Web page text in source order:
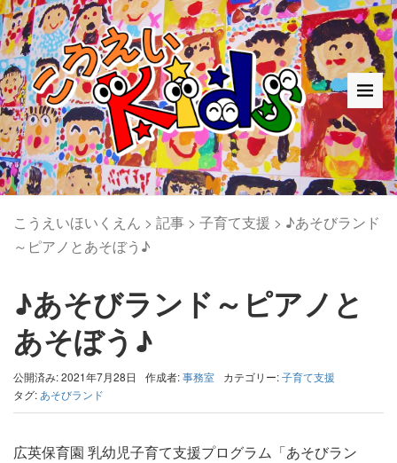
こうえいほいくえん > 記事 > 子育て支援 > ♪あそびランド
～ピアノとあそぼう♪
♪あそびランド～ピアノと
あそぼう♪
公開済み: 2021年7月28日 作成者:事務室 カテゴリー:子育て支援
タグ: あそびランド
広英保育園 乳幼児子育て支援プログラム「あそびラン